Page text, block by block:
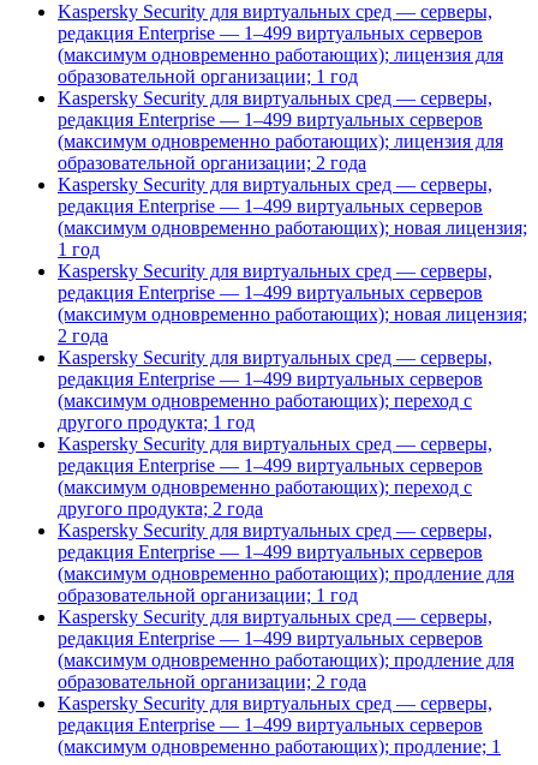
Kaspersky Security для виртуальных сред — серверы,
редакция Enterprise — 1–499 виртуальных серверов
(максимум одновременно работающих); лицензия для
образовательной организации; 1 год
Kaspersky Security для виртуальных сред — серверы,
редакция Enterprise — 1–499 виртуальных серверов
(максимум одновременно работающих); лицензия для
образовательной организации; 2 года
Kaspersky Security для виртуальных сред — серверы,
редакция Enterprise — 1–499 виртуальных серверов
(максимум одновременно работающих); новая лицензия;
1 год
Kaspersky Security для виртуальных сред — серверы,
редакция Enterprise — 1–499 виртуальных серверов
(максимум одновременно работающих); новая лицензия;
2 года
Kaspersky Security для виртуальных сред — серверы,
редакция Enterprise — 1–499 виртуальных серверов
(максимум одновременно работающих); переход с
другого продукта; 1 год
Kaspersky Security для виртуальных сред — серверы,
редакция Enterprise — 1–499 виртуальных серверов
(максимум одновременно работающих); переход с
другого продукта; 2 года
Kaspersky Security для виртуальных сред — серверы,
редакция Enterprise — 1–499 виртуальных серверов
(максимум одновременно работающих); продление для
образовательной организации; 1 год
Kaspersky Security для виртуальных сред — серверы,
редакция Enterprise — 1–499 виртуальных серверов
(максимум одновременно работающих); продление для
образовательной организации; 2 года
Kaspersky Security для виртуальных сред — серверы,
редакция Enterprise — 1–499 виртуальных серверов
(максимум одновременно работающих); продление; 1